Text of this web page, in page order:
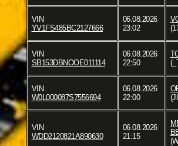
VIN
YV1FS485BC2127666
06.08.2026
23:02
VIN
SB153DBNOOE011114
06.08.2026
22:50
VIN
W0L000087S7556694
06.08.2026
22:00
VIN
WDD2120821A890630
06.08.2026
21:15